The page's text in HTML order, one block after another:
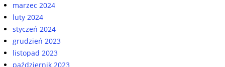
marzec 2024
luty 2024
styczeń 2024
grudzień 2023
listopad 2023
październik 2023